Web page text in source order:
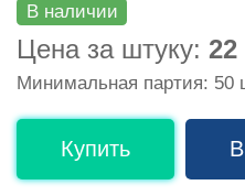
В наличии
Цена за штуку: 22
Минимальная партия: 50
Купить